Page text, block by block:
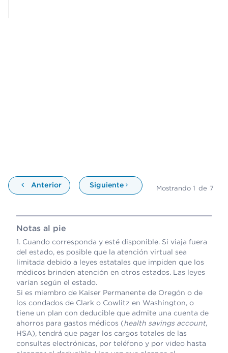
Anterior Siguiente Mostrando1 de 7
Notas al pie
Cuando corresponda y esté disponible. Si viaja fuera
del estado, es posible que la atención virtual sea
limitada debido a leyes estatales que impiden que los
médicos brinden atención en otros estados. Las leyes
varían según el estado.
Si es miembro de Kaiser Permanente de Oregón o de
los condados de Clark o Cowlitz en Washington, o
tiene un plan con deducible que admite una cuenta de
ahorros para gastos médicos (health savings account,
HSA), tendrá que pagar los cargos totales de las
consultas electrónicas, por teléfono y por video hasta